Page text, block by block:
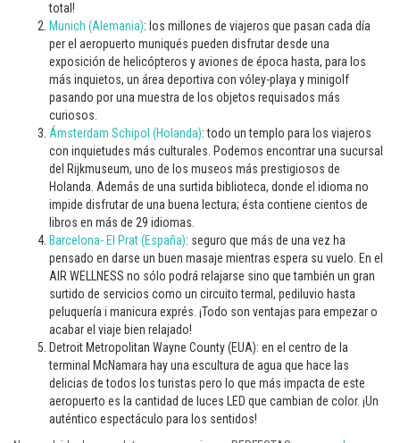
total!
Munich (Alemania): los millones de viajeros que pasan cada día
per el aeropuerto muniqués pueden disfrutar desde una
exposición de helicópteros y aviones de época hasta, para los
más inquietos, un área deportiva con vóley-playa y minigolf
pasando por una muestra de los objetos requisados más
curiosos.
Ámsterdam Schipol (Holanda): todo un templo para los viajeros
con inquietudes más culturales. Podemos encontrar una sucursal
del Rijkmuseum, uno de los museos más prestigiosos de
Holanda. Además de una surtida biblioteca, donde el idioma no
impide disfrutar de una buena lectura; ésta contiene cientos de
libros en más de 29 idiomas.
Barcelona- El Prat (España): seguro que más de una vez ha
pensado en darse un buen masaje mientras espera su vuelo. En el
AIR WELLNESS no sólo podrá relajarse sino que también un gran
surtido de servicios como un circuito termal, pediluvio hasta
peluquería i manicura exprés. ¡Todo son ventajas para empezar o
acabar el viaje bien relajado!
Detroit Metropolitan Wayne County (EUA): en el centro de la
terminal McNamara hay una escultura de agua que hace las
delicias de todos los turistas pero lo que más impacta de este
aeropuerto es la cantidad de luces LED que cambian de color. ¡Un
auténtico espectáculo para los sentidos!